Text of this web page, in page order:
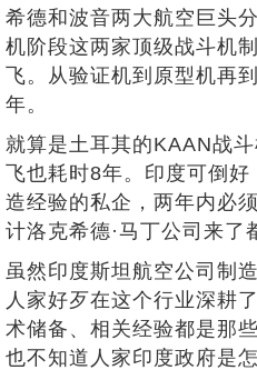
希德和波音两大航空巨头
机阶段这两家顶级战斗机
飞。从验证机到原型机再
年。
就算是土耳其的KAAN战
飞也耗时8年。印度可倒
造经验的私企，两年内必
计洛克希德·马丁公司来了
虽然印度斯坦航空公司制
人家好歹在这个行业深耕
术储备、相关经验都是那
也不知道人家印度政府是怎